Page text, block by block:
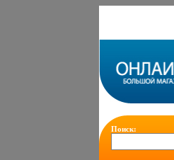
Поиск: